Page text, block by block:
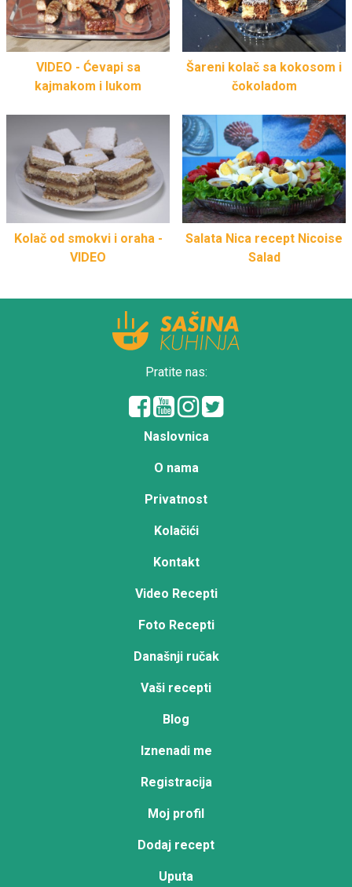
VIDEO - Ćevapi sa
kajmakom i lukom
Šareni kolač sa kokosom i
čokoladom
Kolač od smokvi i oraha -
VIDEO
Salata Nica recept Nicoise
Salad
Pratite nas:
Naslovnica
O nama
Privatnost
Kolačići
Kontakt
Video Recepti
Foto Recepti
Današnji ručak
Vaši recepti
Blog
Iznenadi me
Registracija
Moj profil
Dodaj recept
Uputa